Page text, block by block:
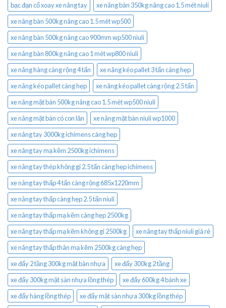
bạc đạn cổ xoay xe nâng tay
xe nâng bàn 350kg nâng cao 1.5 mét niuli
xe nâng bàn 500kg nâng cao 1.5 mét wp500
xe nâng bàn 500kg nâng cao 900mm wp500 niuli
xe nâng bàn 800kg nâng cao 1 mét wp800 niuli
xe nâng hàng càng rộng 4 tấn
xe nâng kéo pallet 3 tấn càng hẹp
xe nâng kéo pallet càng hẹp
xe nâng kéo pallet càng rộng 2.5 tấn
xe nâng mặt bàn 500kg nâng cao 1.5 mét wp500 niuli
xe nâng mặt bàn có con lăn
xe nâng mặt bàn niuli wp1000
xe nâng tay 3000kg ichimens càng hẹp
xe nâng tay mạ kẽm 2500kg ichimens
xe nâng tay thép không gỉ 2.5 tấn càng hẹp ichimens
xe nâng tay thấp 4 tấn càng rộng 685x1220mm
xe nâng tay thấp càng hẹp 2.5 tấn niuli
xe nâng tay thấp mạ kẽm càng hẹp 2500kg
xe nâng tay thấp mạ kẽm không gỉ 2500kg
xe nâng tay thấp niuli giá rẻ
xe nâng tay thấp thân mạ kẽm 2500kg càng hẹp
xe đẩy 2 tầng 300kg mặt bàn nhựa
xe đẩy 300kg 2 tầng
xe đẩy 300kg mặt sàn nhựa lồng thép
xe đẩy 600kg 4 bánh xe
xe đẩy hàng lồng thép
xe đẩy mặt sàn nhựa 300kg lồng thép